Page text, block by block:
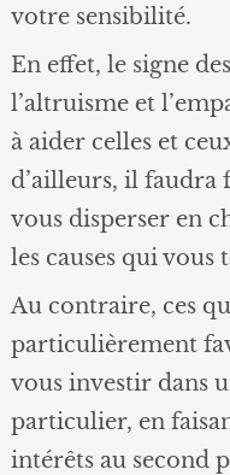
votre sensibilité.
En effet, le signe
l’altruisme et
à aider celles et
d’ailleurs, il faudra
vous disperser en
les causes qui vous
Au contraire, ces
particulièrement
vous investir dans
particulier, en
intérêts au second